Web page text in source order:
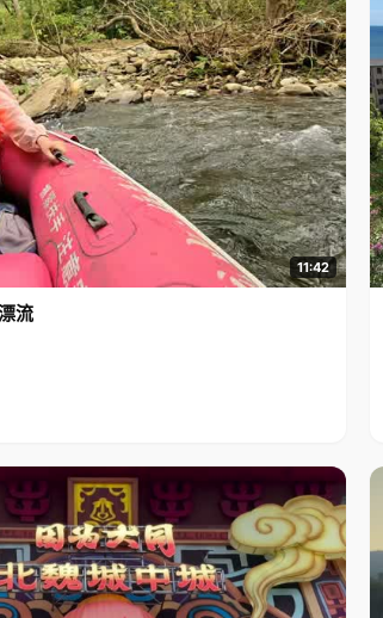
11:42
流